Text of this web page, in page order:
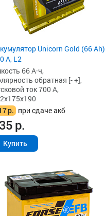
Unicorn Gold (66 Ah)
А, L2
66 А·ч,
обратная [- +],
ток 700 А,
р. при сдаче акб
р.
Купить